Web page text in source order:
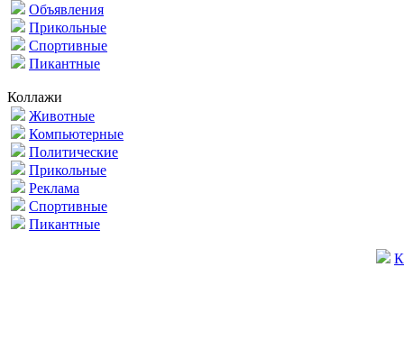
Объявления
Прикольные
Спортивные
Пикантные
Коллажи
Животные
Компьютерные
Политические
Прикольные
Реклама
Спортивные
Пикантные